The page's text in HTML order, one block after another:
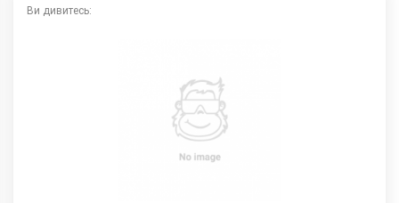
Ви дивитесь: